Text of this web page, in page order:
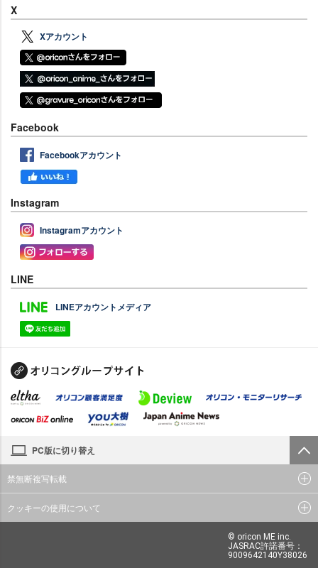
X
Xアカウント
Facebook
Facebookアカウント
Instagram
Instagramアカウント
LINE
LINEアカウントメディア
PC版に切り替え
禁無断複写転載
クッキーの使用について
© oricon ME inc.
JASRAC許諾番号：
9009642140Y38026